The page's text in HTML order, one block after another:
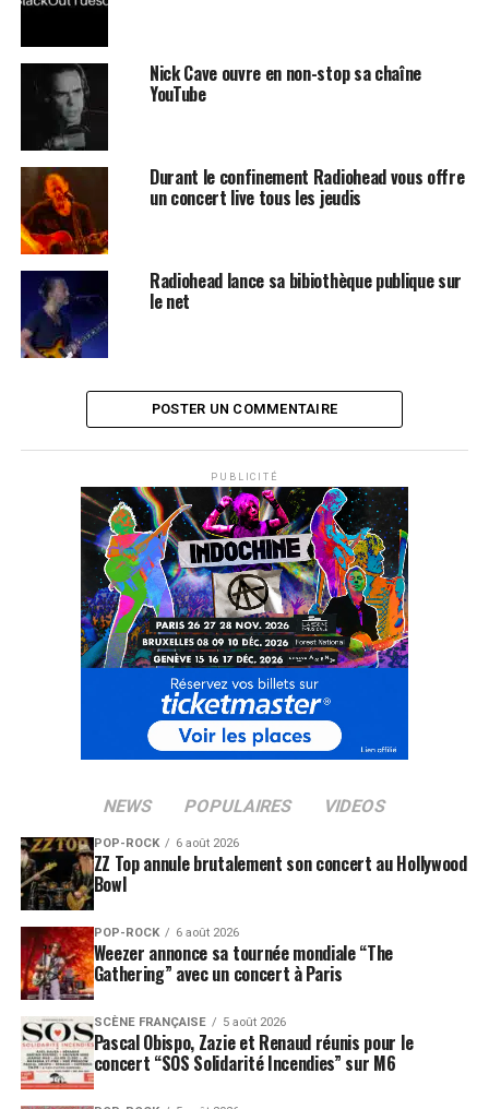
Nick Cave ouvre en non-stop sa chaîne
YouTube
Durant le confinement Radiohead vous offre
un concert live tous les jeudis
Radiohead lance sa bibiothèque publique sur
le net
POSTER UN COMMENTAIRE
PUBLICITÉ
NEWS POPULAIRES VIDEOS
POP-ROCK 6 août 2026
ZZ Top annule brutalement son concert au Hollywood
Bowl
POP-ROCK 6 août 2026
Weezer annonce sa tournée mondiale “The
Gathering” avec un concert à Paris
SCÈNE FRANÇAISE 5 août 2026
Pascal Obispo, Zazie et Renaud réunis pour le
concert “SOS Solidarité Incendies” sur M6